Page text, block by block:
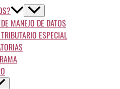
MANEJO DE DATOS
ESPECIAL